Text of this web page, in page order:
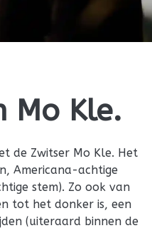
Mo Kle.
de Zwitser Mo Kle. Het
Americana-achtige
stem). Zo ook van
tot het donker is, een
(uiteraard binnen de